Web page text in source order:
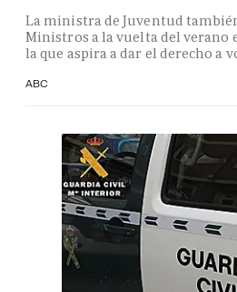
La ministra de Juventud
Ministros a la vuelta del verano
la que aspira a dar el derecho a
ABC